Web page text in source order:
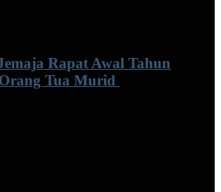
Rapat Awal Tahun
Tua Murid